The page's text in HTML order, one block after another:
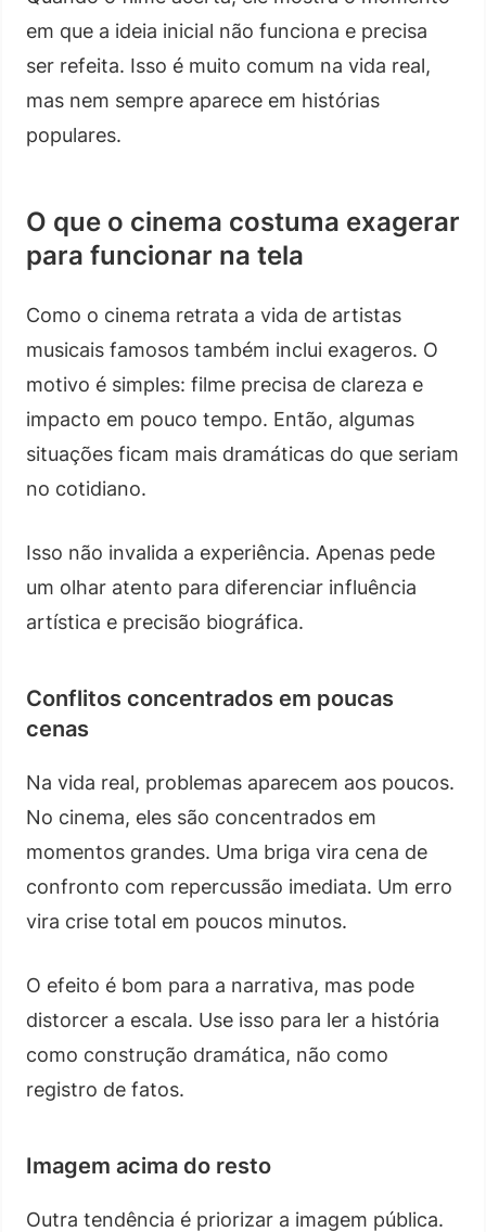
em que a ideia inicial não funciona e precisa
ser refeita. Isso é muito comum na vida real,
mas nem sempre aparece em histórias
populares.
O que o cinema costuma exagerar
para funcionar na tela
Como o cinema retrata a vida de artistas
musicais famosos também inclui exageros. O
motivo é simples: filme precisa de clareza e
impacto em pouco tempo. Então, algumas
situações ficam mais dramáticas do que seriam
no cotidiano.
Isso não invalida a experiência. Apenas pede
um olhar atento para diferenciar influência
artística e precisão biográfica.
Conflitos concentrados em poucas
cenas
Na vida real, problemas aparecem aos poucos.
No cinema, eles são concentrados em
momentos grandes. Uma briga vira cena de
confronto com repercussão imediata. Um erro
vira crise total em poucos minutos.
O efeito é bom para a narrativa, mas pode
distorcer a escala. Use isso para ler a história
como construção dramática, não como
registro de fatos.
Imagem acima do resto
Outra tendência é priorizar a imagem pública.